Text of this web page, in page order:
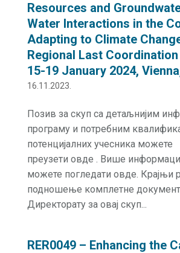
Resources and
Water Interactions in the
Adapting to Climate
Regional Last
15-19 January 2024,
16.11.2023.
Позив за скуп са детаљнијим
програму и потребним
потенцијалних учесника можете
преузети овде . Више
можете погледати овде. Крајњи
подношење комплетне
Директорату за овај скуп...
RER0049 – Enhancing the